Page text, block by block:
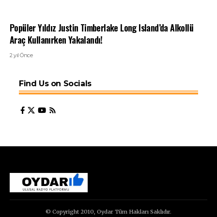
Popüler Yıldız Justin Timberlake Long Island’da Alkollü
Araç Kullanırken Yakalandı!
2 yıl Önce
Find Us on Socials
© Copyright 2010, Oydar Tüm Hakları Saklıdır.